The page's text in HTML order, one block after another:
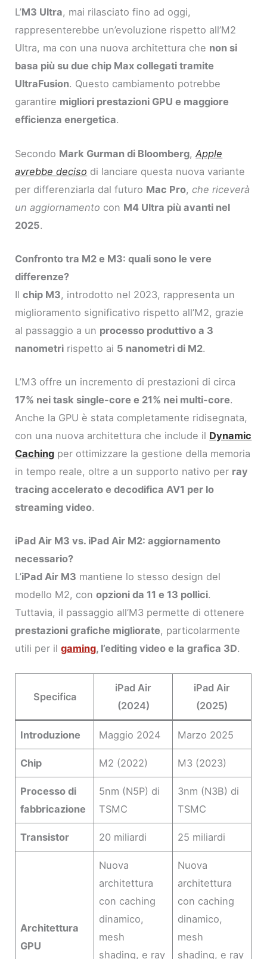
L’M3 Ultra, mai rilasciato fino ad oggi,
rappresenterebbe un’evoluzione rispetto all’M2
Ultra, ma con una nuova architettura che non si
basa più su due chip Max collegati tramite
UltraFusion. Questo cambiamento potrebbe
garantire migliori prestazioni GPU e maggiore
efficienza energetica.
Secondo Mark Gurman di Bloomberg,Apple
avrebbe deciso di lanciare questa nuova variante
per differenziarla dal futuro Mac Pro,che riceverà
un aggiornamento con M4 Ultra più avanti nel
2025.
Confronto tra M2 e M3: quali sono le vere
differenze?
Ilchip M3, introdotto nel 2023, rappresenta un
miglioramento significativo rispetto all’M2, grazie
al passaggio a un processo produttivo a 3
nanometri rispetto ai 5 nanometri di M2.
L’M3 offre un incremento di prestazioni di circa
17% nei task single-core e 21% nei multi-core.
Anche la GPU è stata completamente ridisegnata,
con una nuova architettura che include il Dynamic
Caching per ottimizzare la gestione della memoria
in tempo reale, oltre a un supporto nativo per ray
tracing accelerato e decodifica AV1 per lo
streaming video.
iPad Air M3 vs. iPad Air M2: aggiornamento
necessario?
L’iPad Air M3 mantiene lo stesso design del
modello M2, conopzioni da 11 e 13 pollici.
Tuttavia, il passaggio all’M3 permette di ottenere
prestazioni grafiche migliorate, particolarmente
utili per ilgaming, l’editing video e la grafica 3D.
Specifica
iPad Air
(2024)
iPad Air
(2025)
Introduzione Maggio 2024 Marzo 2025
Chip M2 (2022) M3 (2023)
Processo di
fabbricazione
5nm (N5P) di
TSMC
3nm (N3B) di
TSMC
Transistor 20 miliardi 25 miliardi
Architettura
GPU
Nuova
architettura
con caching
dinamico,
mesh
shading, e ray
Nuova
architettura
con caching
dinamico,
mesh
shading, e ray